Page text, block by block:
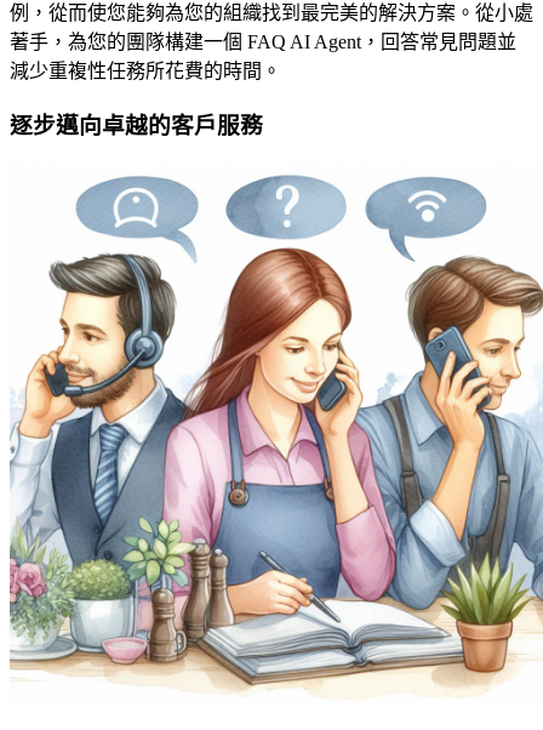
例，從而使您能夠為您的組織找到最完美的解決方案。從小處
著手，為您的團隊構建一個 FAQ AI Agent，回答常見問題並
減少重複性任務所花費的時間。
逐步邁向卓越的客戶服務